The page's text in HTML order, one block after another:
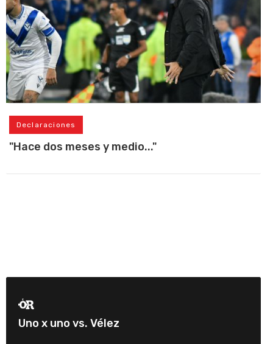
Declaraciones
"Hace dos meses y medio..."
Uno x uno vs. Vélez